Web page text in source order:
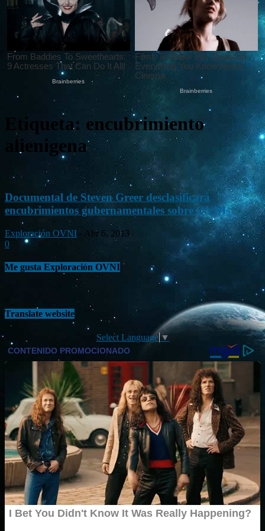
Etiqueta: encubrimiento
alienigena
Documental de Steven Greer desclasificará
encubrimientos gubernamentales sobre OVNIs
Exploración OVNI - Abr 6, 2013
0
Me gusta Exploración OVNI
Translate website
Select Language ▼